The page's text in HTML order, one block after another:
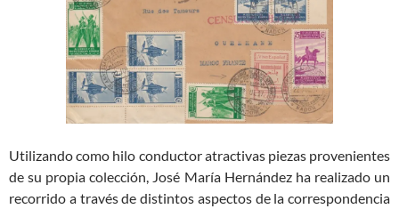
Utilizando como hilo conductor atractivas piezas provenientes
de su propia colección, José María Hernández ha realizado un
recorrido a través de distintos aspectos de la correspondencia